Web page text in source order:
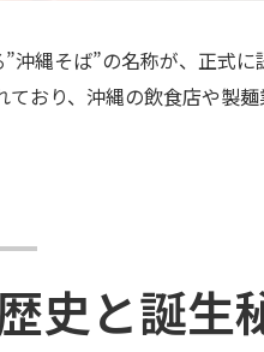
沖縄そば”の名称が、正式
おり、沖縄の飲食店や製
史と誕生